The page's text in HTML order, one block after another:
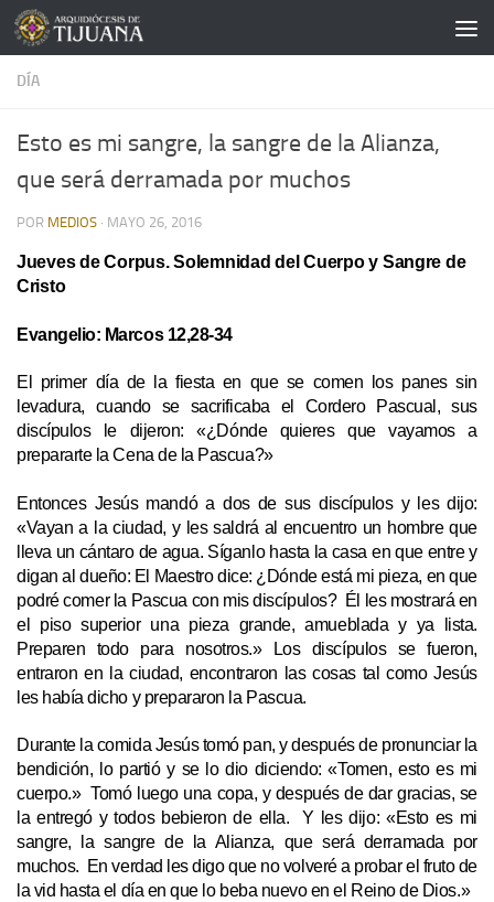
Saltar al contenido
DÍA
Esto es mi sangre, la sangre de la Alianza,
que será derramada por muchos
POR MEDIOS · MAYO 26, 2016
Jueves de Corpus. Solemnidad del Cuerpo y Sangre de
Cristo
Evangelio: Marcos 12,28-34
El primer día de la fiesta en que se comen los panes sin
levadura, cuando se sacrificaba el Cordero Pascual, sus
discípulos le dijeron: «¿Dónde quieres que vayamos a
prepararte la Cena de la Pascua?»
Entonces Jesús mandó a dos de sus discípulos y les dijo:
«Vayan a la ciudad, y les saldrá al encuentro un hombre que
lleva un cántaro de agua. Síganlo hasta la casa en que entre y
digan al dueño: El Maestro dice: ¿Dónde está mi pieza, en que
podré comer la Pascua con mis discípulos? Él les mostrará en
el piso superior una pieza grande, amueblada y ya lista.
Preparen todo para nosotros.» Los discípulos se fueron,
entraron en la ciudad, encontraron las cosas tal como Jesús
les había dicho y prepararon la Pascua.
Durante la comida Jesús tomó pan, y después de pronunciar la
bendición, lo partió y se lo dio diciendo: «Tomen, esto es mi
cuerpo.» Tomó luego una copa, y después de dar gracias, se
la entregó y todos bebieron de ella. Y les dijo: «Esto es mi
sangre, la sangre de la Alianza, que será derramada por
muchos. En verdad les digo que no volveré a probar el fruto de
la vid hasta el día en que lo beba nuevo en el Reino de Dios.»